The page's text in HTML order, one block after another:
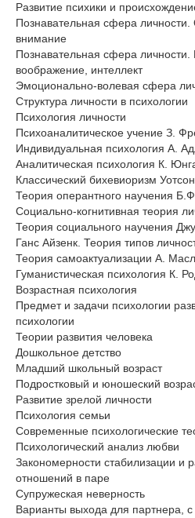
Развитие психики и
Познавательная сфера
внимание
Познавательная сфера
воображение, интеллект
Эмоционально-волевая сфера
Структура личности в психологии
Психология личности
Психоаналитическое учение З.
Индивидуальная психология А.
Аналитическая психология К.
Классический бихевиоризм
Теория оперантного научения
Социально-когнитивная теория
Теория социального научения
Ганс Айзенк. Теория типов
Теория самоактуализации А.
Гуманистическая психология К.
Возрастная психология
Предмет и задачи психологии
психологии
Теории развития человека
Дошкольное детство
Младший школьный возраст
Подростковый и юношеский
Развитие зрелой личности
Психология семьи
Современные психологические
Психологический анализ любви
Закономерности стабилизации и
отношений в паре
Супружеская неверность
Варианты выхода для партнера,